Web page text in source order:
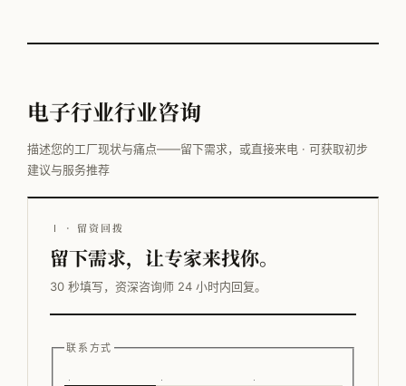
电子行业行业咨询
描述您的工厂现状与痛点——留下需求，或直接来电 · 可获取初步
建议与服务推荐
Ⅰ · 留资回拨
留下需求，让专家来找你。
30 秒填写，资深咨询师 24 小时内回复。
联系方式